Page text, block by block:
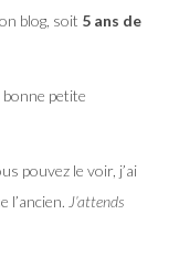
blog, soit 5 ans de
petite
pouvez le voir, j’ai
l’ancien. J’attends